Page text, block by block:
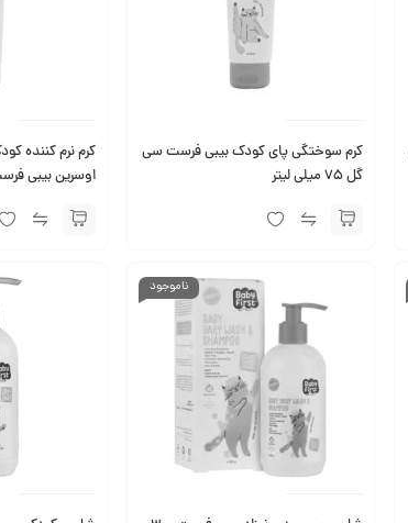
کرم سوختگی پای کودک بیبی فرست سی
گل 75 میلی لیتر
اوسرین بیبی فرست 100
ناموجود